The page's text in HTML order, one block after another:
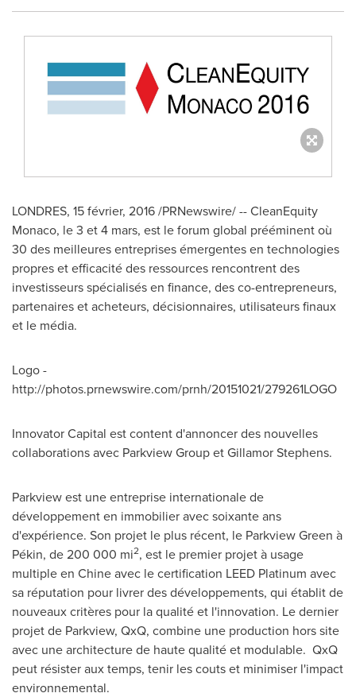
LONDRES, 15 février, 2016 /PRNewswire/ -- CleanEquity
Monaco, le 3 et 4 mars, est le forum global prééminent où
30 des meilleures entreprises émergentes en technologies
propres et efficacité des ressources rencontrent des
investisseurs spécialisés en finance, des co-entrepreneurs,
partenaires et acheteurs, décisionnaires, utilisateurs finaux
et le média.
Logo -
http://photos.prnewswire.com/prnh/20151021/279261LOGO
Innovator Capital est content d'annoncer des nouvelles
collaborations avec Parkview Group et Gillamor Stephens.
Parkview est une entreprise internationale de
développement en immobilier avec soixante ans
d'expérience. Son projet le plus récent, le Parkview Green à
Pékin, de 200 000 mi2, est le premier projet à usage
multiple en Chine avec le certification LEED Platinum avec
sa réputation pour livrer des développements, qui établit de
nouveaux critères pour la qualité et l'innovation. Le dernier
projet de Parkview, QxQ, combine une production hors site
avec une architecture de haute qualité et modulable. QxQ
peut résister aux temps, tenir les couts et minimiser l'impact
environnemental.